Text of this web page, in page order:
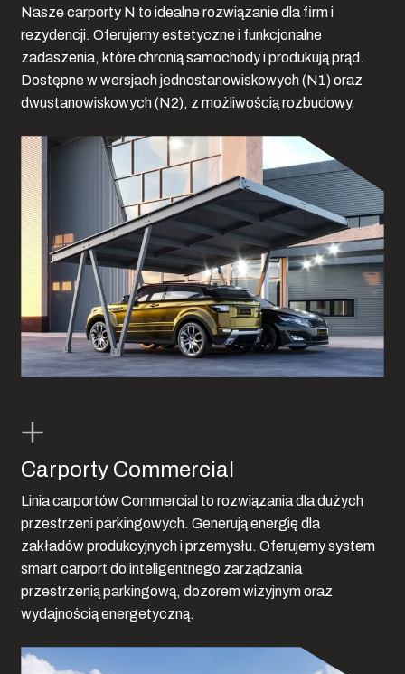
Nasze carporty N to idealne rozwiązanie dla firm i
rezydencji. Oferujemy estetyczne i funkcjonalne
zadaszenia, które chronią samochody i produkują prąd.
Dostępne w wersjach jednostanowiskowych (N1) oraz
dwustanowiskowych (N2), z możliwością rozbudowy.
Carporty Commercial
Linia carportów Commercial to rozwiązania dla dużych
przestrzeni parkingowych. Generują energię dla
zakładów produkcyjnych i przemysłu. Oferujemy system
smart carport do inteligentnego zarządzania
przestrzenią parkingową, dozorem wizyjnym oraz
wydajnością energetyczną.